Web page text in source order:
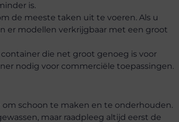
is.
de meeste taken uit te voeren. Als u
er modellen verkrijgbaar met een groot
die net groot genoeg is voor
nodig voor commerciële toepassingen.
schoon te maken en te onderhouden.
maar raadpleeg altijd eerst de